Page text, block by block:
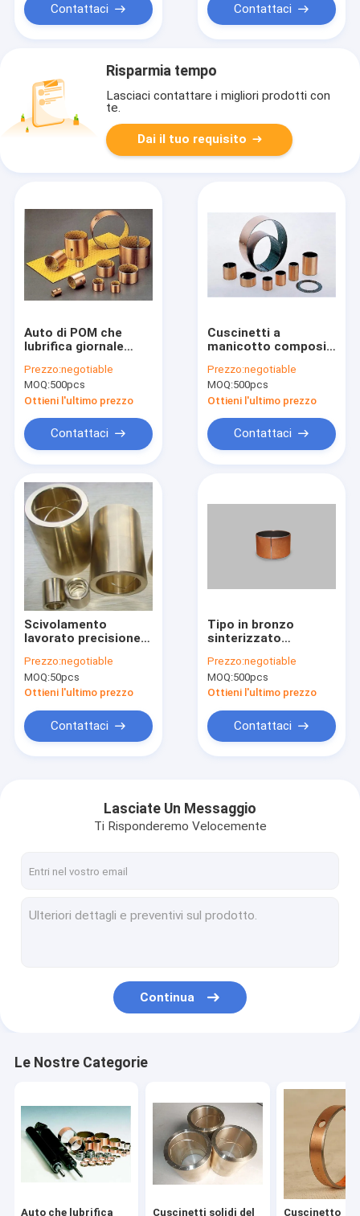
Giro della fabbrica
Richieda una citazione
Cuscinetti solidi del lubrificante
Cuscinetto lubrificato frontiera
Contattaci Contattaci
Risparmia tempo
Lasciaci contattare i migliori prodotti con
te.
Dai il tuo requisito
Auto di POM che
lubrifica giornale
sopporta buona
resistenza ad alta
temperatura
Prezzo:negotiable
MOQ:500pcs
Ottieni l'ultimo prezzo
Contattaci
Cuscinetti a
manicotto compositi
metallo, boccole
chimiche eccellenti
di industriale di
stabilità
Prezzo:negotiable
MOQ:500pcs
Ottieni l'ultimo prezzo
Contattaci
Scivolamento
lavorato precisione
lunga di uso del peso
basso facile
dell'installazione
Prezzo:negotiable
MOQ:50pcs
Ottieni l'ultimo prezzo
Contattaci
Tipo in bronzo
sinterizzato
scorrevole antiusura
del rivestimento
della lega PTFE
Prezzo:negotiable
MOQ:500pcs
Ottieni l'ultimo prezzo
Contattaci
Lasciate Un Messaggio
Ti Risponderemo Velocemente
Continua
Le Nostre Categorie
Auto che lubrifica Cuscinetti solidi del Cuscinetto